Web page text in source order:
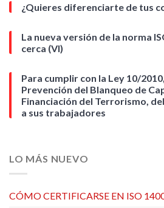
¿Quieres diferenciarte de tus
La nueva versión de la norma
cerca (VI)
Para cumplir con la Ley 10/
Prevención del Blanqueo de
Financiación del Terrorismo,
a sus trabajadores
LO MÁS NUEVO
CÓMO CERTIFICARSE EN ISO